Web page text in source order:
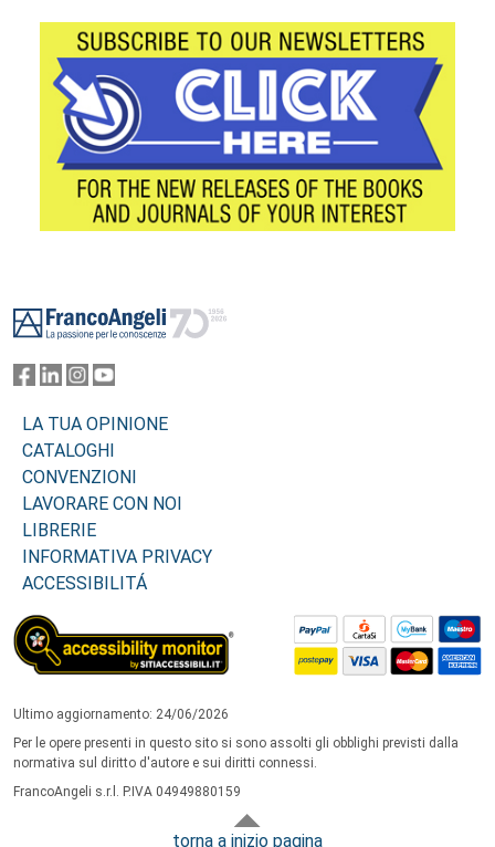
LA TUA OPINIONE
CATALOGHI
CONVENZIONI
LAVORARE CON NOI
LIBRERIE
INFORMATIVA PRIVACY
ACCESSIBILITÁ
Ultimo aggiornamento: 24/06/2026
Per le opere presenti in questo sito si sono assolti gli obblighi previsti dalla
normativa sul diritto d'autore e sui diritti connessi.
FrancoAngeli s.r.l. P.IVA 04949880159
torna a inizio pagina